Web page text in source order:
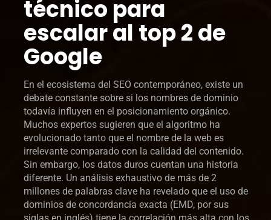
técnico para
escalar al top 2 de
Google
En el ecosistema del SEO contemporáneo, existe un
debate constante sobre si los nombres de dominio
todavía influyen en el posicionamiento orgánico.
Muchos expertos sugieren que el algoritmo ha
evolucionado tanto que el nombre de la web es
irrelevante comparado con la calidad del contenido.
Sin embargo, los datos duros cuentan una historia
diferente. Un análisis exhaustivo de más de 2
millones de palabras clave ha revelado que el uso de
dominios de concordancia exacta (EMD, por sus